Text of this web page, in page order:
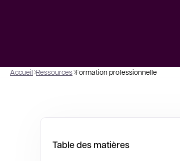
Accueil Ressources Formation professionnelle
Table des matières